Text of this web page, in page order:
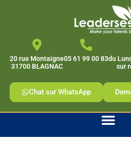
20 rue Montaigne
31700 BLAGNAC
05 61 99 00 83du
sur
Chat sur WhatsApp